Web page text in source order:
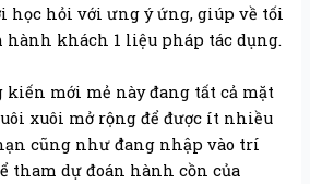
học hỏi với ưng ý ứng, giúp về tối
khách 1 liệu pháp tác dụng.
kiến mới mẻ này đang tất cả mặt
xuôi mở rộng để được ít nhiều
cũng như đang nhập vào trí
tham dự đoán hành cồn của